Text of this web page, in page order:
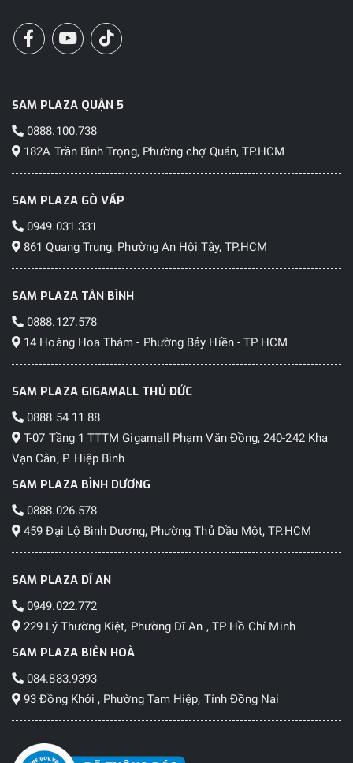
SAM PLAZA QUẬN 5
0888.100.738
182A Trần Bình Trọng, Phường chợ Quán, TP.HCM
SAM PLAZA GÒ VẤP
0949.031.331
861 Quang Trung, Phường An Hội Tây, TP.HCM
SAM PLAZA TÂN BÌNH
0888.127.578
14 Hoàng Hoa Thám - Phường Bảy Hiền - TP HCM
SAM PLAZA GIGAMALL THỦ ĐỨC
0888 54 11 88
T-07 Tầng 1 TTTM Gigamall Phạm Văn Đồng, 240-242 Kha
Vạn Cân, P. Hiệp Bình
SAM PLAZA BÌNH DƯƠNG
0888.026.578
459 Đại Lộ Bình Dương, Phường Thủ Dầu Một, TP.HCM
SAM PLAZA DĨ AN
0949.022.772
229 Lý Thường Kiệt, Phường Dĩ An , TP Hồ Chí Minh
SAM PLAZA BIÊN HOÀ
084.883.9393
93 Đồng Khởi , Phường Tam Hiệp, Tỉnh Đồng Nai